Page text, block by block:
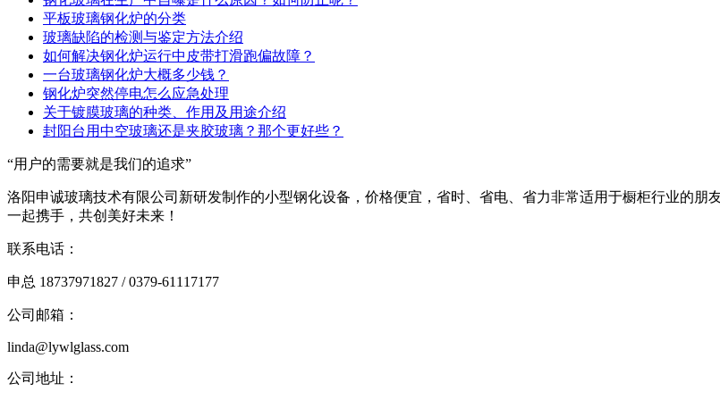
平板玻璃钢化炉的分类
玻璃缺陷的检测与鉴定方法介绍
如何解决钢化炉运行中皮带打滑跑偏故障？
一台玻璃钢化炉大概多少钱？
钢化炉突然停电怎么应急处理
关于镀膜玻璃的种类、作用及用途介绍
封阳台用中空玻璃还是夹胶玻璃？那个更好些？
“用户的需要就是我们的追求”
洛阳申诚玻璃技术有限公司新研发制作的小型钢化设备，价格便宜，省时、省电、省力非常适用于橱柜行业的
一起携手，共创美好未来！
联系电话：
申总 18737971827 / 0379-61117177
公司邮箱：
linda@lywlglass.com
公司地址：